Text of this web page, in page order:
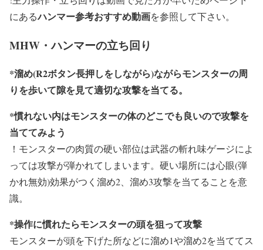
にあるハンマー参考おすすめ動画を参照して下さい。
MHW・ハンマーの立ち回り
*溜め(R2ボタン長押しをしながら)ながらモンスターの周
りを歩いて隙を見て適切な攻撃を当てる。
*慣れない内はモンスターの体のどこでも良いので攻撃を
当ててみよう
！モンスターの肉質の硬い部位は武器の斬れ味ゲージによ
っては攻撃が弾かれてしまいます。硬い場所には心眼(弾
かれ無効)効果がつく溜め2、溜め3攻撃を当てることを意
識。
*操作に慣れたらモンスターの頭を狙って攻撃
モンスターが頭を下げた所などに溜め1や溜め2を当ててス